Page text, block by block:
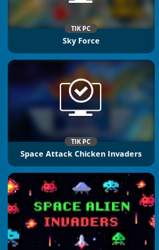
TIK PC
Sky Force
TIK PC
Space Attack Chicken Invaders